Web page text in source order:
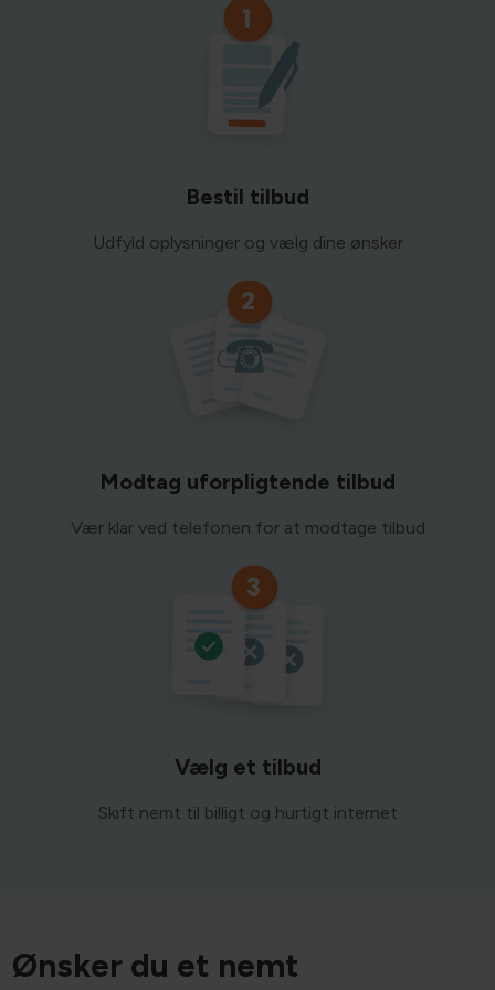
Bestil tilbud
Udfyld oplysninger og vælg dine ønsker
Modtag uforpligtende tilbud
Vær klar ved telefonen for at modtage tilbud
Vælg et tilbud
Skift nemt til billigt og hurtigt internet
Ønsker du et nemt